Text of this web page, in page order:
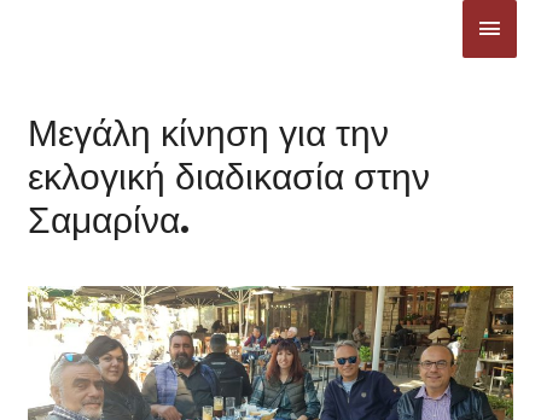
Μεγάλη κίνηση για την
εκλογική διαδικασία στην
Σαμαρίνα.